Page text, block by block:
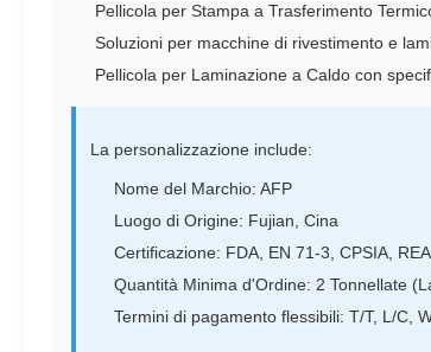
Pellicola per Stampa a Trasferimento
Soluzioni per macchine di rivestimento e
Pellicola per Laminazione a Caldo con
La personalizzazione include:
Nome del Marchio: AFP
Luogo di Origine: Fujian, Cina
Certificazione: FDA, EN 71-3, CPSIA,
Quantità Minima d'Ordine: 2 Tonnellate
Termini di pagamento flessibili: T/T, L/C,